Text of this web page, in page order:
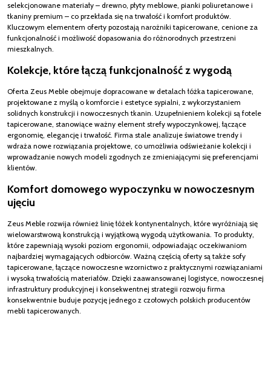
selekcjonowane materiały – drewno, płyty meblowe, pianki poliuretanowe i
tkaniny premium – co przekłada się na trwałość i komfort produktów.
Kluczowym elementem oferty pozostają narożniki tapicerowane, cenione za
funkcjonalność i możliwość dopasowania do różnorodnych przestrzeni
mieszkalnych.
Kolekcje, które łączą funkcjonalność z wygodą
Oferta Zeus Meble obejmuje dopracowane w detalach łóżka tapicerowane,
projektowane z myślą o komforcie i estetyce sypialni, z wykorzystaniem
solidnych konstrukcji i nowoczesnych tkanin. Uzupełnieniem kolekcji są fotele
tapicerowane, stanowiące ważny element strefy wypoczynkowej, łączące
ergonomię, elegancję i trwałość. Firma stale analizuje światowe trendy i
wdraża nowe rozwiązania projektowe, co umożliwia odświeżanie kolekcji i
wprowadzanie nowych modeli zgodnych ze zmieniającymi się preferencjami
klientów.
Komfort domowego wypoczynku w nowoczesnym
ujęciu
Zeus Meble rozwija również linię łóżek kontynentalnych, które wyróżniają się
wielowarstwową konstrukcją i wyjątkową wygodą użytkowania. To produkty,
które zapewniają wysoki poziom ergonomii, odpowiadając oczekiwaniom
najbardziej wymagających odbiorców. Ważną częścią oferty są także sofy
tapicerowane, łączące nowoczesne wzornictwo z praktycznymi rozwiązaniami
i wysoką trwałością materiałów. Dzięki zaawansowanej logistyce, nowoczesnej
infrastruktury produkcyjnej i konsekwentnej strategii rozwoju firma
konsekwentnie buduje pozycję jednego z czołowych polskich producentów
mebli tapicerowanych.